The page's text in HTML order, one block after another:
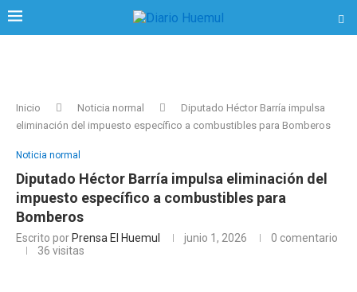
Inicio Noticia normal
Diputado Héctor Barría impulsa
eliminación del impuesto específico a combustibles para Bomberos
Noticia normal
Diputado Héctor Barría impulsa eliminación del
impuesto específico a combustibles para
Bomberos
Escrito por Prensa El Huemul junio 1, 2026
0 comentario
36 visitas